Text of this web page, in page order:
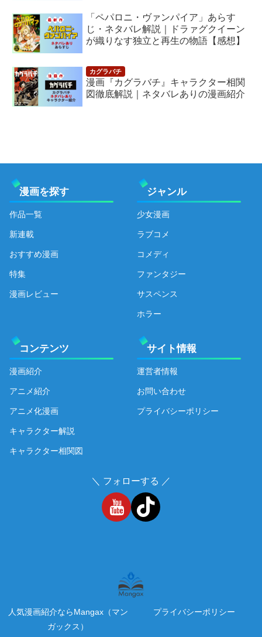
「ペパロニ・ヴァンパイア」あらす
じ・ネタバレ解説｜ドラァグクイーン
が織りなす独立と再生の物語【感想】
漫画『カグラバチ』キャラクター相関
図徹底解説｜ネタバレありの漫画紹介
漫画を探す
作品一覧
新連載
おすすめ漫画
特集
漫画レビュー
ジャンル
少女漫画
ラブコメ
コメディ
ファンタジー
サスペンス
ホラー
コンテンツ
漫画紹介
アニメ紹介
アニメ化漫画
キャラクター解説
キャラクター相関図
サイト情報
運営者情報
お問い合わせ
プライバシーポリシー
＼ フォローする ／
人気漫画紹介ならMangax（マン
ガックス）
プライバシーポリシー